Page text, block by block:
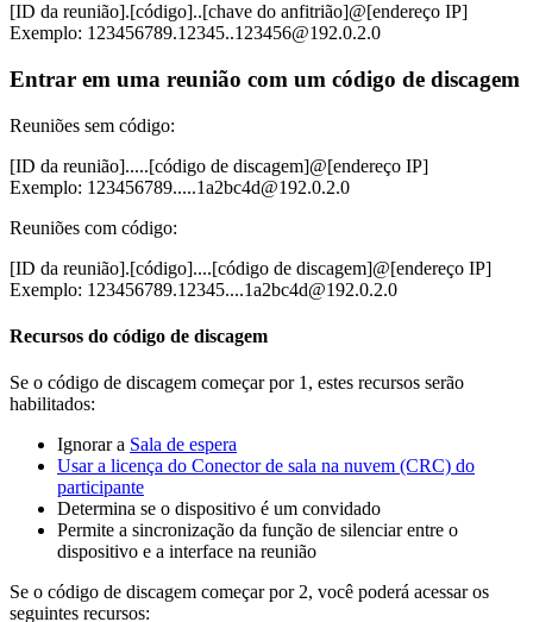
[ID da reunião].[código]..[chave do anfitrião]@[endereço IP]
Exemplo: 123456789.12345..123456@192.0.2.0
Entrar em uma reunião com um código de discagem
Reuniões sem código:
[ID da reunião].....[código de discagem]@[endereço IP]
Exemplo: 123456789.....1a2bc4d@192.0.2.0
Reuniões com código:
[ID da reunião].[código]....[código de discagem]@[endereço IP]
Exemplo: 123456789.12345....1a2bc4d@192.0.2.0
Recursos do código de discagem
Se o código de discagem começar por 1, estes recursos serão
habilitados:
Ignorar a Sala de espera
Usar a licença do Conector de sala na nuvem (CRC) do
participante
Determina se o dispositivo é um convidado
Permite a sincronização da função de silenciar entre o
dispositivo e a interface na reunião
Se o código de discagem começar por 2, você poderá acessar os
seguintes recursos: